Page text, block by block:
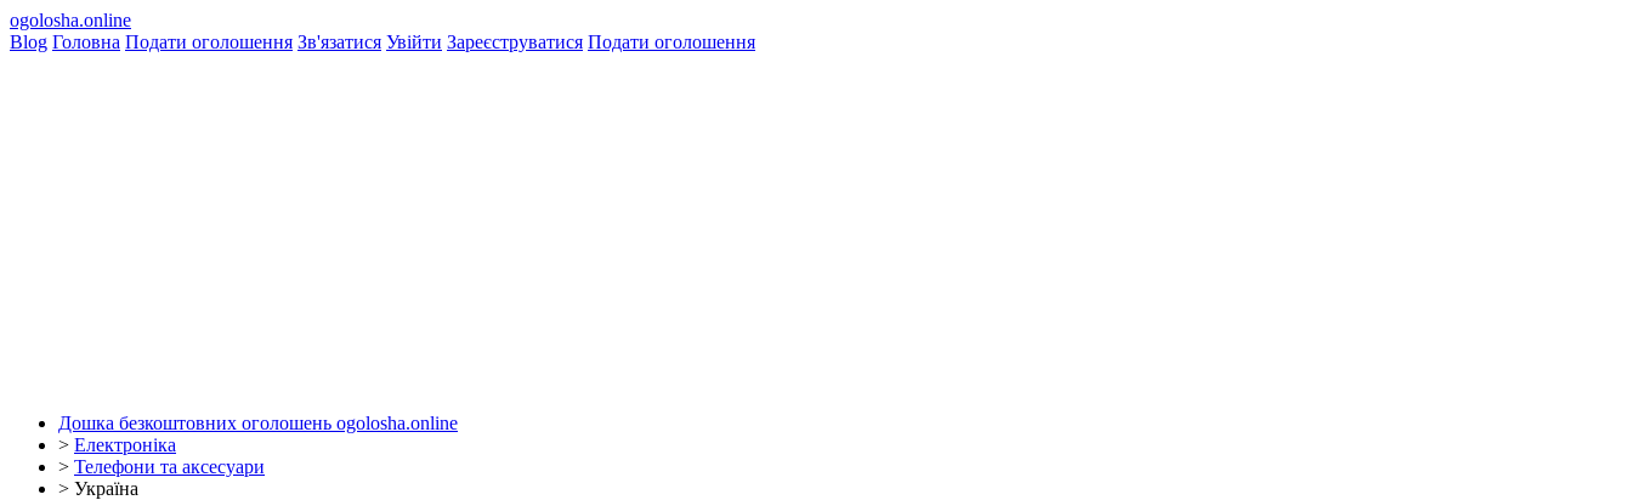
ogolosha.online
Blog Головна Подати оголошення Зв'язатися Увійти Зареєструватися Подати оголошення
Дошка безкоштовних оголошень ogolosha.online
> Електроніка
> Телефони та аксесуари
> Україна